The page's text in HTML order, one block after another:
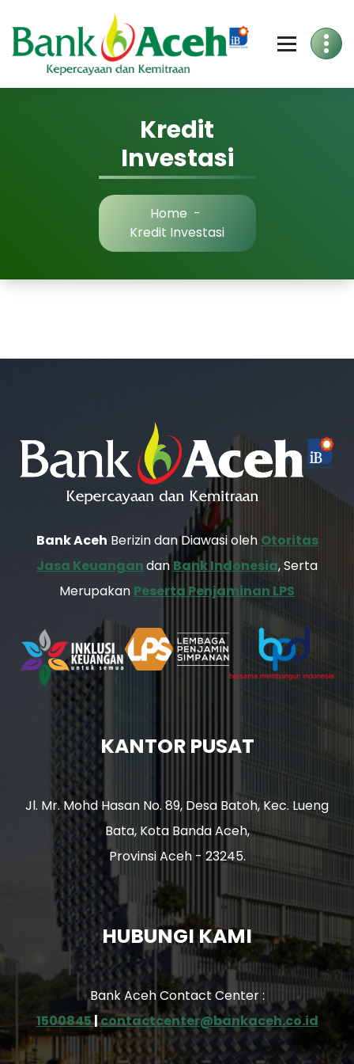
to
Content
Kredit
Investasi
Home -
Kredit Investasi
Bank Aceh Berizin dan Diawasi oleh Otoritas
Jasa Keuangandan Bank Indonesia, Serta
Merupakan Peserta Penjaminan LPS
KANTOR PUSAT
Jl. Mr. Mohd Hasan No. 89, Desa Batoh, Kec. Lueng
Bata, Kota Banda Aceh,
Provinsi Aceh - 23245.
HUBUNGI KAMI
Bank Aceh Contact Center :
1500845|contactcenter@bankaceh.co.id